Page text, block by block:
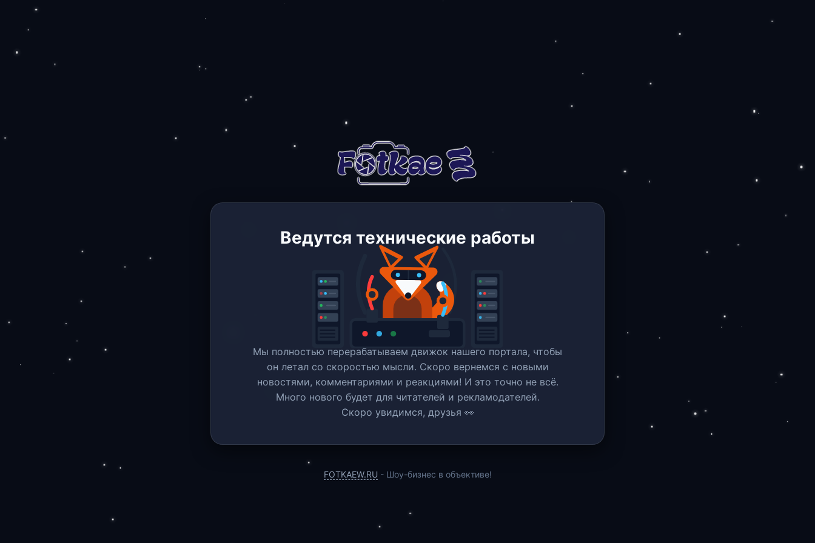
Ведутся технические работы
Мы полностью перерабатываем движок нашего портала, чтобы
он летал со скоростью мысли. Скоро вернемся c новыми
новостями, комментариями и реакциями! И это точно не всё.
Много нового будет для читателей и рекламодателей.
Скоро увидимся, друзья 👀
FOTKAEW.RU - Шоу-бизнес в объективе!